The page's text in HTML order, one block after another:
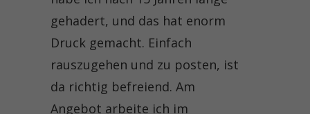
gehadert, und das hat enorm
Druck gemacht. Einfach
rauszugehen und zu posten, ist
da richtig befreiend. Am
Angebot arbeite ich im